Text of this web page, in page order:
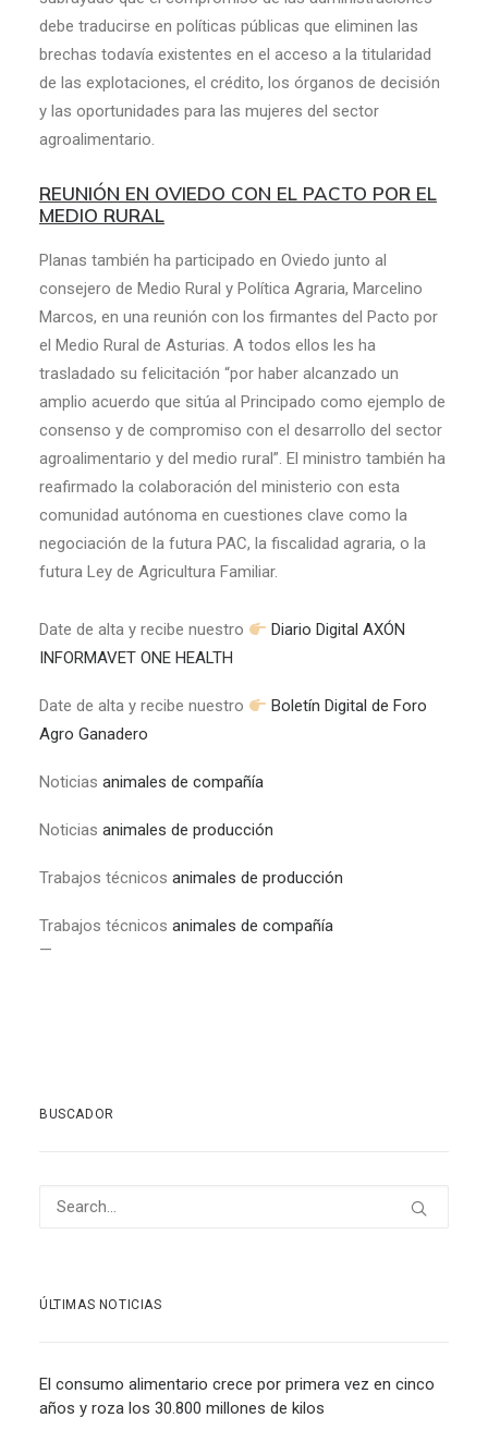
debe traducirse en políticas públicas que eliminen las
brechas todavía existentes en el acceso a la titularidad
de las explotaciones, el crédito, los órganos de decisión
y las oportunidades para las mujeres del sector
agroalimentario.
REUNIÓN EN OVIEDO CON EL PACTO POR EL
MEDIO RURAL
Planas también ha participado en Oviedo junto al
consejero de Medio Rural y Política Agraria, Marcelino
Marcos, en una reunión con los firmantes del Pacto por
el Medio Rural de Asturias. A todos ellos les ha
trasladado su felicitación “por haber alcanzado un
amplio acuerdo que sitúa al Principado como ejemplo de
consenso y de compromiso con el desarrollo del sector
agroalimentario y del medio rural”. El ministro también ha
reafirmado la colaboración del ministerio con esta
comunidad autónoma en cuestiones clave como la
negociación de la futura PAC, la fiscalidad agraria, o la
futura Ley de Agricultura Familiar.
Date de alta y recibe nuestro
Diario Digital AXÓN
INFORMAVET ONE HEALTH
Date de alta y recibe nuestro
Boletín Digital de Foro
Agro Ganadero
Noticias animales de compañía
Noticias animales de producción
Trabajos técnicos animales de producción
Trabajos técnicos animales de compañía
—
BUSCADOR
ÚLTIMAS NOTICIAS
El consumo alimentario crece por primera vez en cinco
años y roza los 30.800 millones de kilos